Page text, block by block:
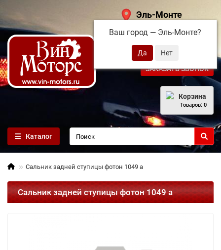
Эль-Монте
Ваш город — Эль-Монте?
+7 (495) 108-68-71
ЗАКАЗАТЬ ЗВОНОК
Корзина
Товаров: 0
Каталог
Сальник задней ступицы фотон 1049 а
Сальник задней ступицы фотон 1049 а